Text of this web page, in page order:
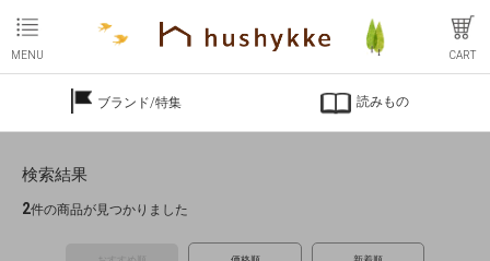
MENU CART
ブランド/特集 読みもの
検索結果
2件の商品が見つかりました